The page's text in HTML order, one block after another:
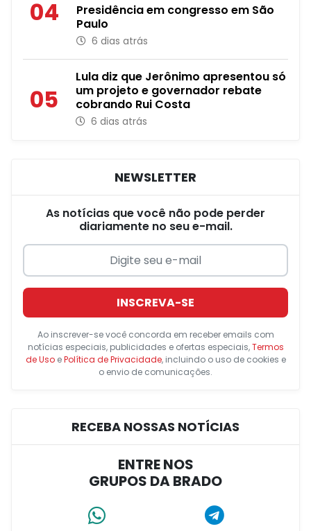
04
Presidência em congresso em São
Paulo
6 dias atrás
05
Lula diz que Jerônimo apresentou só
um projeto e governador rebate
cobrando Rui Costa
6 dias atrás
NEWSLETTER
As notícias que você não pode perder
diariamente no seu e-mail.
INSCREVA-SE
Ao inscrever-se você concorda em receber emails com
notícias especiais, publicidades e ofertas especiais,Termos
de UsoePolítica de Privacidade, incluindo o uso de cookies e
o envio de comunicações.
RECEBA NOSSAS NOTÍCIAS
ENTRE NOS
GRUPOS DA BRADO